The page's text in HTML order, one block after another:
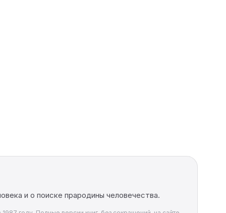
и о поиске прародины человечества.